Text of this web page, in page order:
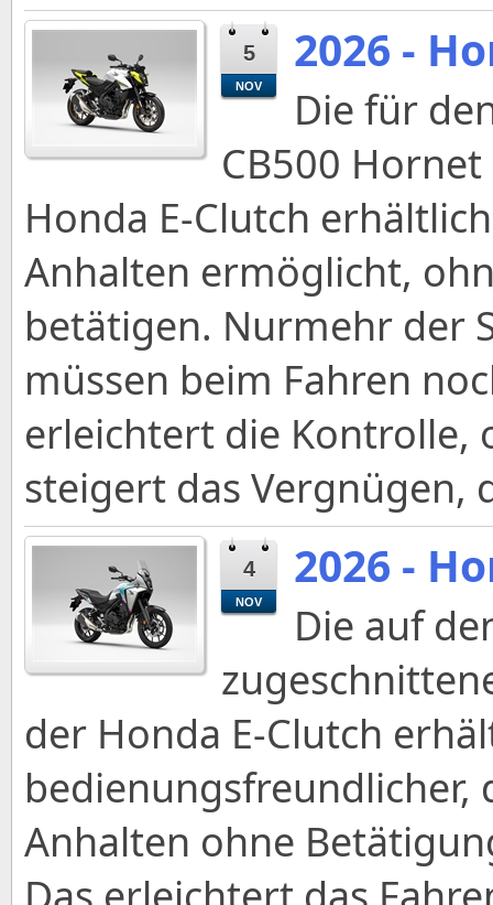
5
NOV
2026 -
Die für
CB500
Honda E-Clutch
Anhalten ermöglicht,
betätigen. Nurmehr der
müssen beim Fahren
erleichtert die Kontrolle,
steigert das Vergnügen,
4
NOV
2026 -
Die auf
der Honda E-Clutch
bedienungsfreundlicher,
Anhalten ohne